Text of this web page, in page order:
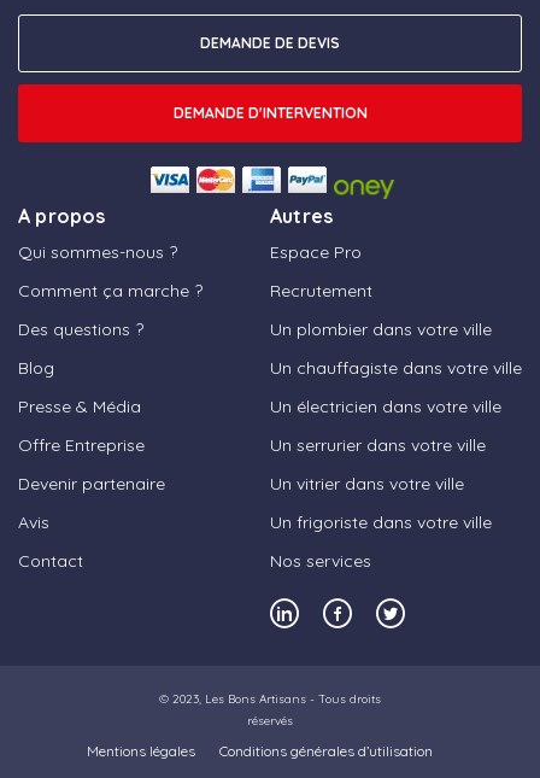
A propos
Qui sommes-nous ?
Comment ça marche ?
Des questions ?
Blog
Presse & Média
Offre Entreprise
Devenir partenaire
Avis
Contact
Autres
Espace Pro
Recrutement
Un plombier dans votre ville
Un chauffagiste dans votre ville
Un électricien dans votre ville
Un serrurier dans votre ville
Un vitrier dans votre ville
Un frigoriste dans votre ville
Nos services
DEMANDE DE DEVIS
DEMANDE D'INTERVENTION
© 2023, Les Bons Artisans - Tous droits
réservés
Mentions légales
Conditions générales d’utilisation